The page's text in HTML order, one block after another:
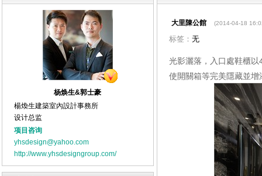
杨焕生&郭士豪
楊煥生建築室內設計事務所
设计总监
项目咨询
yhsdesign@yahoo.com
http://www.yhsdesigngroup.com/
大里陳公館 (2014-04-18
标签： 无
光影灑落，入口處鞋櫃以
使開關箱等完美隱藏並